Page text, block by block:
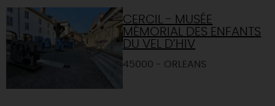
CERCIL - MUSÉE
MÉMORIAL DES ENFANTS
DU VEL D’HIV
45000 - ORLEANS